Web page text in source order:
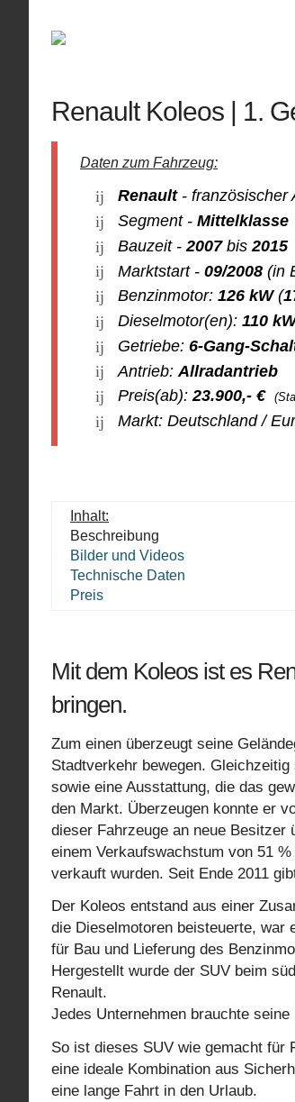
Renault Koleos | 1.
Daten zum Fahrzeug:
Renault- französischer
Segment - Mittelklasse
Bauzeit - 2007bis 2015
Marktstart - 09/2008 (in
Benzinmotor: 126 kW (
Dieselmotor(en): 110
Getriebe: 6-Gang-
Antrieb: Allradantrieb
Preis(ab):23.900,- €
Markt: Deutschland /
Inhalt:
Beschreibung
Bilder und Videos
Technische Daten
Preis
Mit dem Koleos ist es
bringen.
Zum einen überzeugt seine
Stadtverkehr bewegen.
sowie eine Ausstattung, die das
den Markt. Überzeugen konnte er
dieser Fahrzeuge an neue Besitzer
einem Verkaufswachstum von 51
verkauft wurden. Seit Ende 2011
Der Koleos entstand aus einer
die Dieselmotoren beisteuerte, war
für Bau und Lieferung des
Hergestellt wurde der SUV beim
Renault.
Jedes Unternehmen brauchte
So ist dieses SUV wie gemacht für
eine ideale Kombination aus
eine lange Fahrt in den Urlaub.